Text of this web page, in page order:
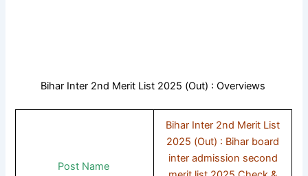
Bihar Inter 2nd Merit List 2025 (Out) : Overviews
Post Name
Bihar Inter 2nd Merit List
2025 (Out) : Bihar board
inter admission second